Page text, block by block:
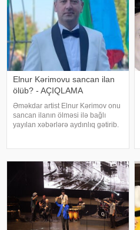
Elnur Kərimovu sancan ilan
ölüb? - AÇIQLAMA
Əməkdar artist Elnur Kərimov onu
sancan ilanın ölməsi ilə bağlı
yayılan xəbərlərə aydınlıq gətirib.
açıqlama verməmişəm